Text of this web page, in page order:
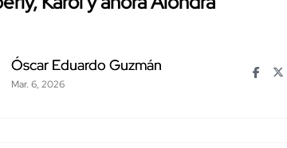
Óscar Eduardo Guzmán
Mar. 6, 2026